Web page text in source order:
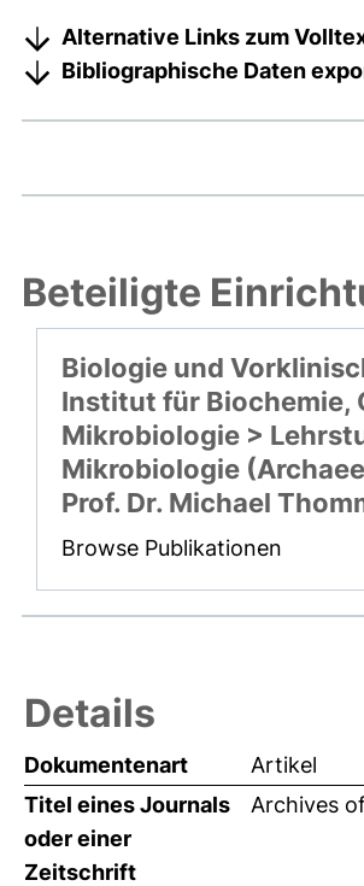
Alternative Links zum
Bibliographische Daten
Beteiligte
Biologie und
Institut für Biochemie,
Mikrobiologie >
Mikrobiologie
Prof. Dr. Michael
Browse Publikationen
Details
Dokumentenart
Artikel
Titel eines Journals
oder einer
Zeitschrift
Archives